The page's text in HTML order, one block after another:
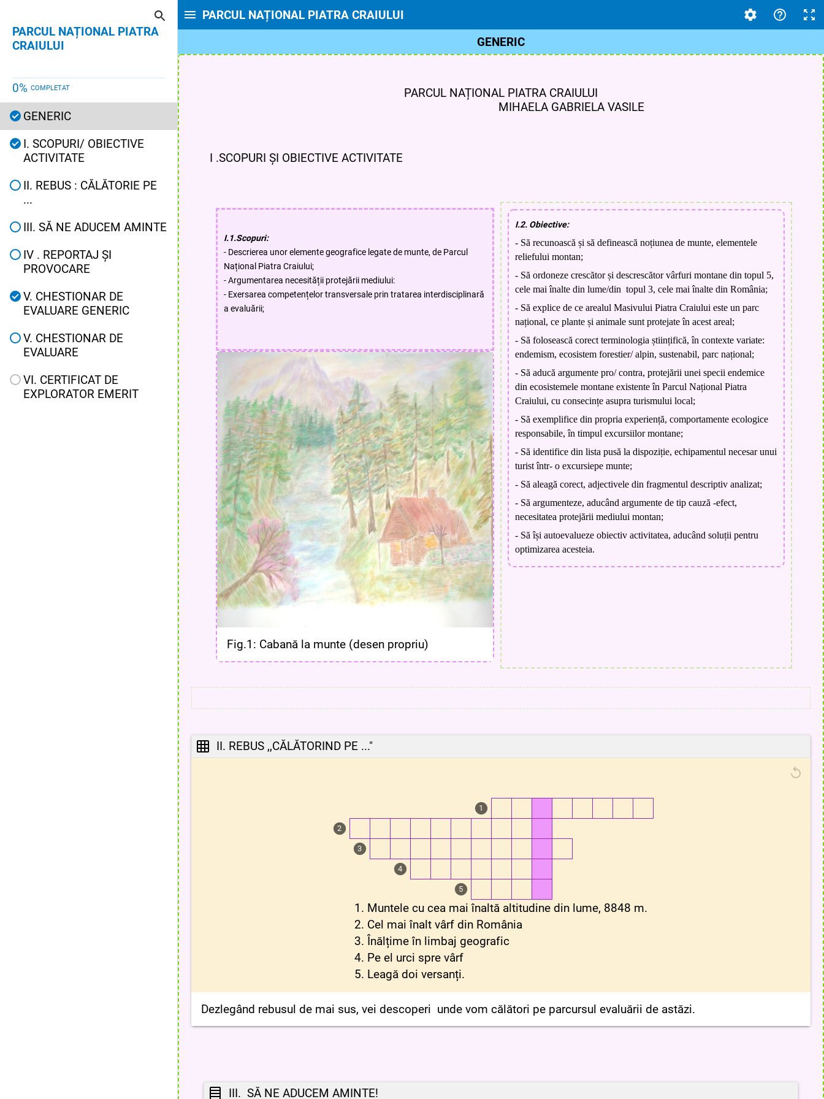
PARCUL NAȚIONAL PIATRA
CRAIULUI
0% COMPLETAT
GENERIC
I. SCOPURI/ OBIECTIVE
ACTIVITATE
II. REBUS : CĂLĂTORIE PE
...
III. SĂ NE ADUCEM AMINTE
IV . REPORTAJ ȘI
PROVOCARE
V. CHESTIONAR DE
EVALUARE GENERIC
V. CHESTIONAR DE
EVALUARE
VI. CERTIFICAT DE
EXPLORATOR EMERIT
PARCUL NAȚIONAL PIATRA CRAIULUI
GENERIC
PARCUL NAȚIONAL PIATRA CRAIULUI
MIHAELA GABRIELA VASILE
I .SCOPURI ȘI OBIECTIVE ACTIVITATE
I.1.Scopuri:
- Descrierea unor elemente geografice legate de munte, de Parcul
Național Piatra Craiului;
- Argumentarea necesității protejării mediului:
- Exersarea competențelor transversale prin tratarea interdisciplinară
a evaluării;
Fig.1: Cabană la munte (desen propriu)
I.2. Obiective:
- Să recunoască și să definească noțiunea de munte, elementele
reliefului montan;
- Să ordoneze crescător și descrescător vârfuri montane din topul 5,
cele mai înalte din lume/din topul 3, cele mai înalte din România;
- Să explice de ce arealul Masivului Piatra Craiului este un parc
național, ce plante și animale sunt protejate în acest areal;
- Să folosească corect terminologia științifică, în contexte variate:
endemism, ecosistem forestier/ alpin, sustenabil, parc național;
- Să aducă argumente pro/ contra, protejării unei specii endemice
din ecosistemele montane existente în Parcul Național Piatra
Craiului, cu consecințe asupra turismului local;
- Să exemplifice din propria experiență, comportamente ecologice
responsabile, în timpul excursiilor montane;
- Să identifice din lista pusă la dispoziție, echipamentul necesar unui
turist într- o excursiepe munte;
- Să aleagă corect, adjectivele din fragmentul descriptiv analizat;
- Să argumenteze, aducând argumente de tip cauză -efect,
necesitatea protejării mediului montan;
- Să își autoevalueze obiectiv activitatea, aducând soluții pentru
optimizarea acesteia.
II. REBUS ,,CĂLĂTORIND PE ..."
1
2
3
4
5
1. Muntele cu cea mai înaltă altitudine din lume, 8848 m.
2. Cel mai înalt vârf din România
3. Înălțime în limbaj geografic
4. Pe el urci spre vârf
5. Leagă doi versanți.
Dezlegând rebusul de mai sus, vei descoperi unde vom călători pe parcursul evaluării de astăzi.
III. SĂ NE ADUCEM AMINTE!